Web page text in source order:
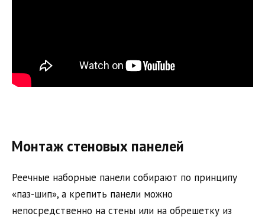
Монтаж стеновых панелей
Реечные наборные панели собирают по принципу
«паз-шип», а крепить панели можно
непосредственно на стены или на обрешетку из